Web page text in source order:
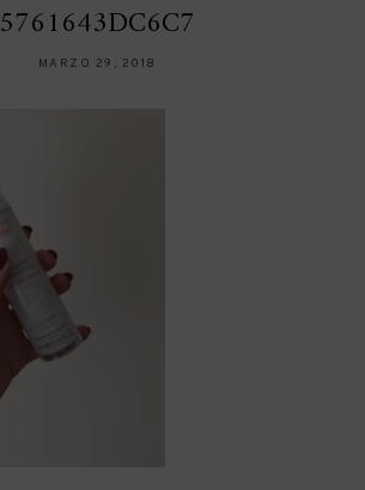
5761643DC6C7
MARZO 29, 2018